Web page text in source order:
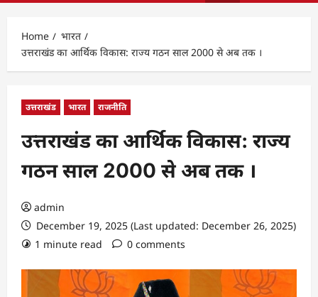
Home
भारत
उत्तराखंड का आर्थिक विकास: राज्य गठन साल 2000 से अब तक ।
उत्तराखंड भारत राजनीति
उत्तराखंड का आर्थिक विकास: राज्य
गठन साल 2000 से अब तक ।
admin
December 19, 2025 (Last updated: December 26, 2025)
1 minute read
0 comments